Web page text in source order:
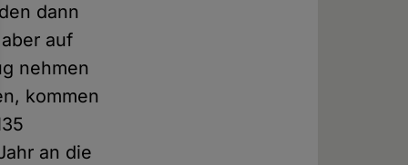
dann
auf
nehmen
kommen
an die